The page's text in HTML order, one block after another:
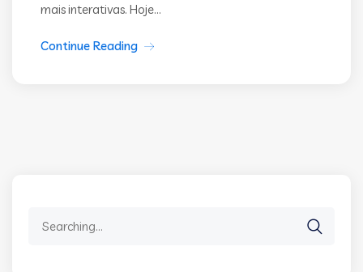
mais interativas. Hoje...
Continue Reading